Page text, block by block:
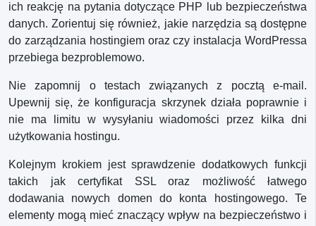
ich reakcję na pytania dotyczące PHP lub bezpieczeństwa
danych. Zorientuj się również, jakie narzędzia są dostępne
do zarządzania hostingiem oraz czy instalacja WordPressa
przebiega bezproblemowo.
Nie zapomnij o testach związanych z pocztą e-mail.
Upewnij się, że konfiguracja skrzynek działa poprawnie i
nie ma limitu w wysyłaniu wiadomości przez kilka dni
użytkowania hostingu.
Kolejnym krokiem jest sprawdzenie dodatkowych funkcji
takich jak certyfikat SSL oraz możliwość łatwego
dodawania nowych domen do konta hostingowego. Te
elementy mogą mieć znaczący wpływ na bezpieczeństwo i